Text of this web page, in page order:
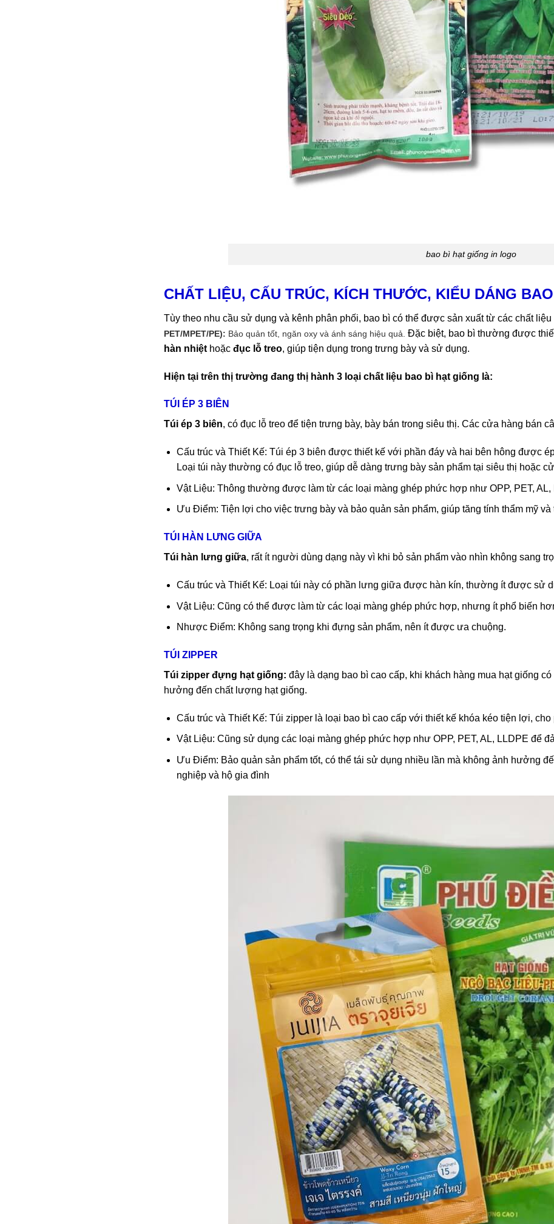
bao bì hạt giống in logo
CHẤT LIỆU, CẤU TRÚC, KÍCH THƯỚC, KIỂU DÁNG
Tùy theo nhu cầu sử dụng và kênh phân phối, bao bì có thể được sản xuất từ các chất liệu
PET/MPET/PE): Bảo quản tốt, ngăn oxy và ánh sáng hiệu quả.Đặc biệt, bao bì thường được
hàn nhiệt hoặcđục lỗ treo, giúp tiện dụng trong trưng bày và sử dụng.
Hiện tại trên thị trường đang thị hành 3 loại chất liệu bao bì hạt giống là:
TÚI ÉP 3 BIÊN
Túi ép 3 biên, có đục lỗ treo để tiện trưng bày, bày bán trong siêu thị. Các cửa hàng bán
Cấu trúc và Thiết Kế: Túi ép 3 biên được thiết kế với phần đáy và hai bên hông được
Loại túi này thường có đục lỗ treo, giúp dễ dàng trưng bày sản phẩm tại siêu thị hoặc
Vật Liệu: Thông thường được làm từ các loại màng ghép phức hợp như OPP, PET,
Ưu Điểm: Tiện lợi cho việc trưng bày và bảo quản sản phẩm, giúp tăng tính thẩm mỹ và
TÚI HÀN LƯNG GIỮA
Túi hàn lưng giữa, rất ít người dùng dạng này vì khi bỏ sản phẩm vào nhìn không sang
Cấu trúc và Thiết Kế: Loại túi này có phần lưng giữa được hàn kín, thường ít được sử
Vật Liệu: Cũng có thể được làm từ các loại màng ghép phức hợp, nhưng ít phổ biến
Nhược Điểm: Không sang trọng khi đựng sản phẩm, nên ít được ưa chuộng.
TÚI ZIPPER
Túi zipper đựng hạt giống: đây là dạng bao bì cao cấp, khi khách hàng mua hạt giống
hưởng đến chất lượng hạt giống.
Cấu trúc và Thiết Kế: Túi zipper là loại bao bì cao cấp với thiết kế khóa kéo tiện lợi,
Vật Liệu: Cũng sử dụng các loại màng ghép phức hợp như OPP, PET, AL, LLDPE để
Ưu Điểm: Bảo quản sản phẩm tốt, có thể tái sử dụng nhiều lần mà không ảnh hưởng
nghiệp và hộ gia đình